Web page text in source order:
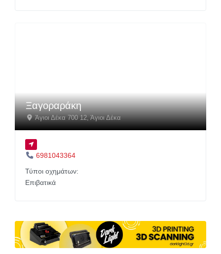
Ξαγοραράκη
Άγιοι Δέκα 700 12,Άγιοι Δέκα
6981043364
Τύποι οχημάτων:
Επιβατικά